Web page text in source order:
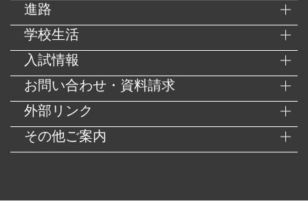
進路
学校生活
入試情報
お問い合わせ・資料請求
外部リンク
その他ご案内